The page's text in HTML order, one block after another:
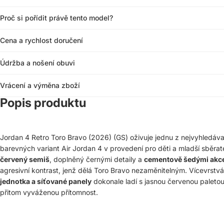
Proč si pořídit právě tento model?
Cena a rychlost doručení
Údržba a nošení obuvi
Vrácení a výměna zboží
Popis produktu
Jordan 4 Retro Toro Bravo (2026) (GS) oživuje jednu z
barevných variant Air Jordan 4 v provedení pro děti a mladší
červený semiš, doplněný černými detaily a cementově šedými
agresivní kontrast, jenž dělá Toro Bravo nezaměnitelným.
jednotka a síťované panely dokonale ladí s jasnou červenou
přitom vyváženou přítomnost.